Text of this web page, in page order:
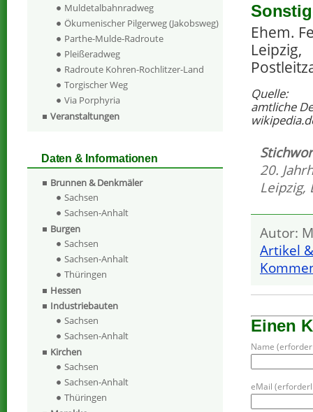
Ehem.
Leipzig,
Quelle:
amtliche
20.
Leipzig,
Autor:
Artikel
Einen
Name
eMail
Muldetalbahnradweg
Ökumenischer Pilgerweg (Jakobsweg)
Parthe-Mulde-Radroute
Pleißeradweg
Radroute Kohren-Rochlitzer-Land
Torgischer Weg
Via Porphyria
Veranstaltungen
Daten & Informationen
Brunnen & Denkmäler
Sachsen
Sachsen-Anhalt
Burgen
Sachsen
Sachsen-Anhalt
Thüringen
Hessen
Industriebauten
Sachsen
Sachsen-Anhalt
Kirchen
Sachsen
Sachsen-Anhalt
Thüringen